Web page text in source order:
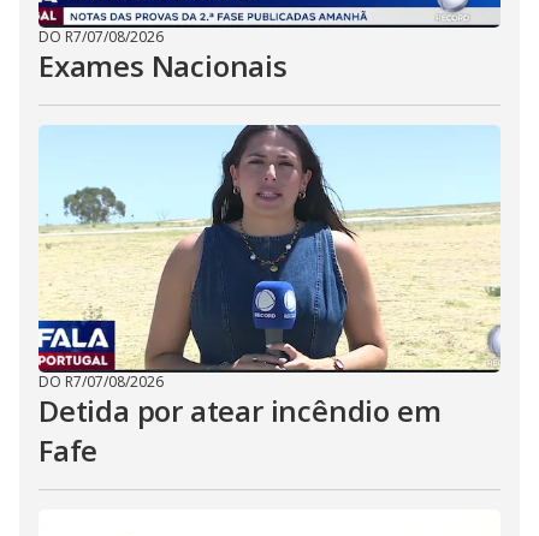
DO R7/07/08/2026
Exames Nacionais
DO R7/07/08/2026
Detida por atear incêndio em
Fafe